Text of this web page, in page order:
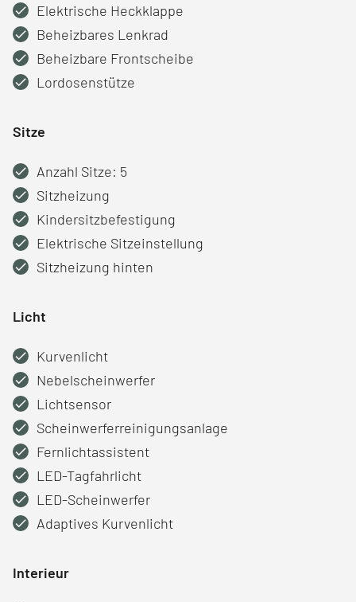
Elektrische Heckklappe
Beheizbares Lenkrad
Beheizbare Frontscheibe
Lordosenstütze
Sitze
Anzahl Sitze: 5
Sitzheizung
Kindersitzbefestigung
Elektrische Sitzeinstellung
Sitzheizung hinten
Licht
Kurvenlicht
Nebelscheinwerfer
Lichtsensor
Scheinwerferreinigungsanlage
Fernlichtassistent
LED-Tagfahrlicht
LED-Scheinwerfer
Adaptives Kurvenlicht
Interieur